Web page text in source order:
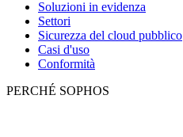
Soluzioni in evidenza
Settori
Sicurezza del cloud pubblico
Casi d'uso
Conformità
PERCHÉ SOPHOS